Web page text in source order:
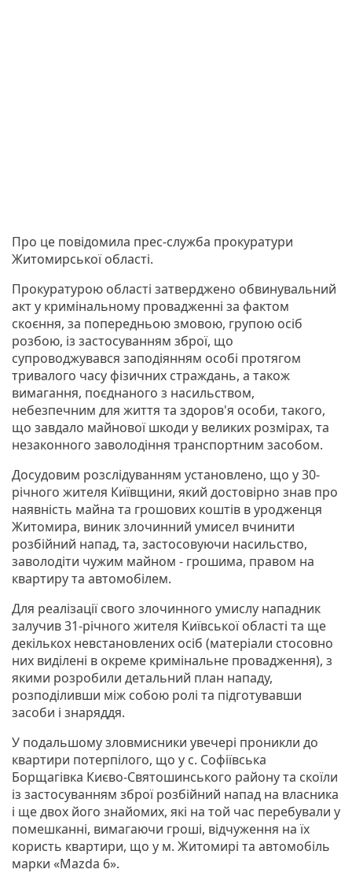
Про це повідомила прес-служба прокуратури
Житомирської області.
Прокуратурою області затверджено обвинувальний
акт у кримінальному провадженні за фактом
скоєння, за попередньою змовою, групою осіб
розбою, із застосуванням зброї, що
супроводжувався заподіянням особі протягом
тривалого часу фізичних страждань, а також
вимагання, поєднаного з насильством,
небезпечним для життя та здоров'я особи, такого,
що завдало майнової шкоди у великих розмірах, та
незаконного заволодіння транспортним засобом.
Досудовим розслідуванням установлено, що у 30-
річного жителя Київщини, який достовірно знав про
наявність майна та грошових коштів в уродженця
Житомира, виник злочинний умисел вчинити
розбійний напад, та, застосовуючи насильство,
заволодіти чужим майном - грошима, правом на
квартиру та автомобілем.
Для реалізації свого злочинного умислу нападник
залучив 31-річного жителя Київської області та ще
декількох невстановлених осіб (матеріали стосовно
них виділені в окреме кримінальне провадження), з
якими розробили детальний план нападу,
розподіливши між собою ролі та підготувавши
засоби і знаряддя.
У подальшому зловмисники увечері проникли до
квартири потерпілого, що у с. Софіївська
Борщагівка Києво-Святошинського району та скоїли
із застосуванням зброї розбійний напад на власника
і ще двох його знайомих, які на той час перебували у
помешканні, вимагаючи гроші, відчуження на їх
користь квартири, що у м. Житомирі та автомобіль
марки «Mazda 6».